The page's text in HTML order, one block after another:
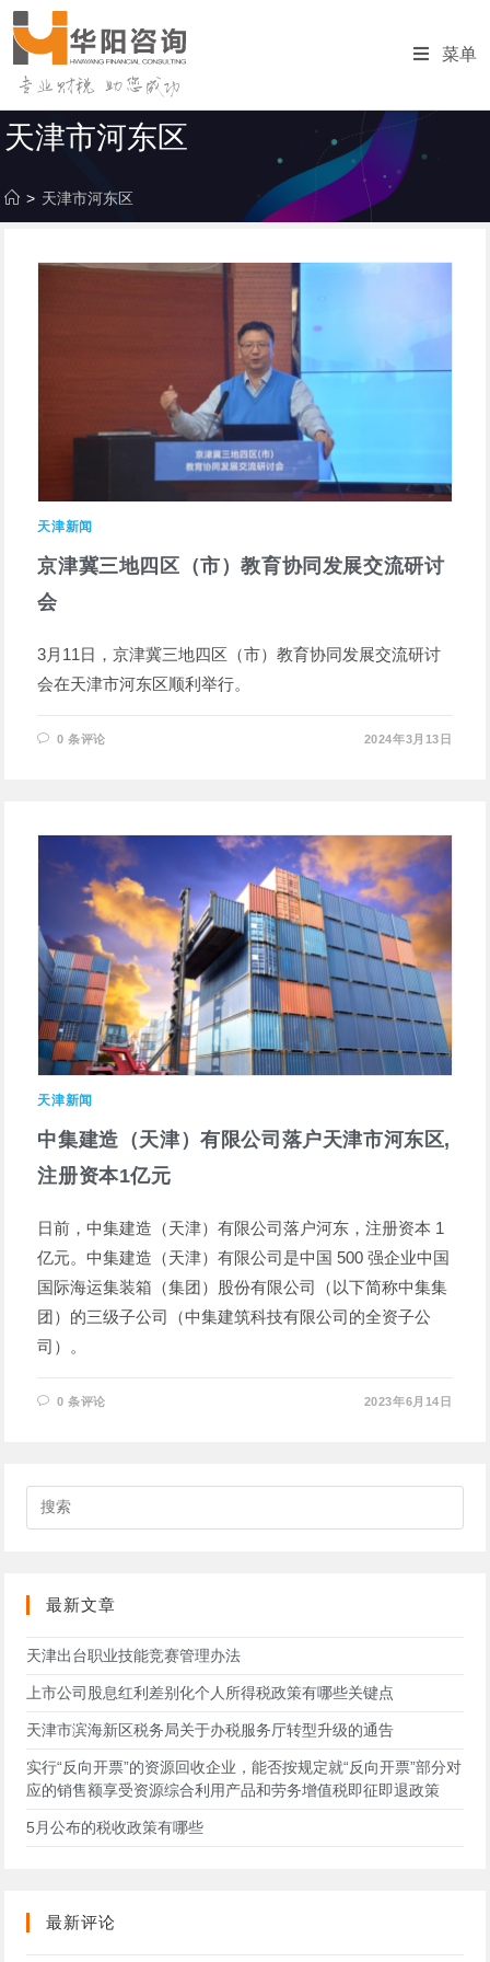
跳
转
至
容
菜单
天津市河东区
> 天津市河东区
天津新闻
京津冀三地四区（市）教育协同发展交流研讨
会
3月11日，京津冀三地四区（市）教育协同发展交流研讨
会在天津市河东区顺利举行。
0 条评论 2024年3月13日
天津新闻
中集建造（天津）有限公司落户天津市河东区,
注册资本1亿元
日前，中集建造（天津）有限公司落户河东，注册资本 1
亿元。中集建造（天津）有限公司是中国 500 强企业中国
国际海运集装箱（集团）股份有限公司（以下简称中集集
团）的三级子公司（中集建筑科技有限公司的全资子公
司）。
0 条评论 2023年6月14日
最新文章
天津出台职业技能竞赛管理办法
上市公司股息红利差别化个人所得税政策有哪些关键点
天津市滨海新区税务局关于办税服务厅转型升级的通告
实行“反向开票”的资源回收企业，能否按规定就“反向开票”部分对
应的销售额享受资源综合利用产品和劳务增值税即征即退政策
5月公布的税收政策有哪些
最新评论